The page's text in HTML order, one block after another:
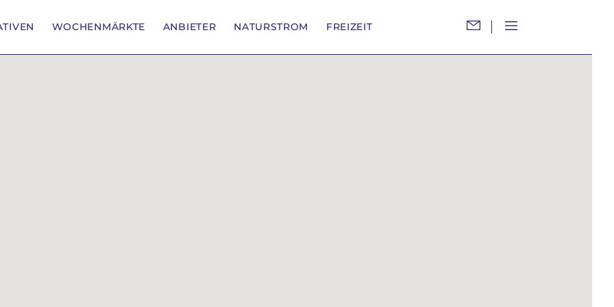
WOCHENMÄRKTE ANBIETER NATURSTROM FREIZEIT